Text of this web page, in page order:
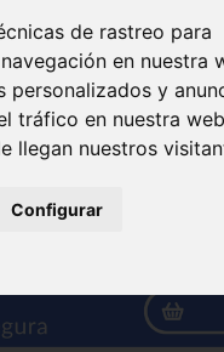
de rastreo para
en nuestra
y
tráfico en nuestra
llegan nuestros
Configurar